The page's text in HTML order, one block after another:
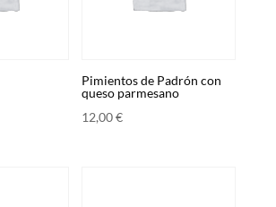
Pimientos de Padrón con
queso parmesano
12,00€